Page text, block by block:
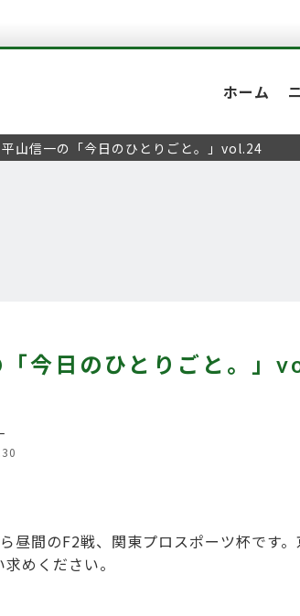
ホーム
平山信一の「今日のひとりごと。」vol.24
「今日のひとりごと。」
昼間のF2戦、関東プロスポーツ杯です
めください。